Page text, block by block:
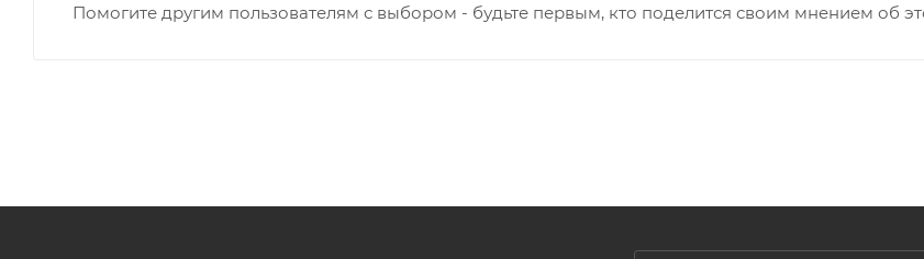
Помогите другим пользователям с выбором - будьте первым, кто поделится своим мнением об